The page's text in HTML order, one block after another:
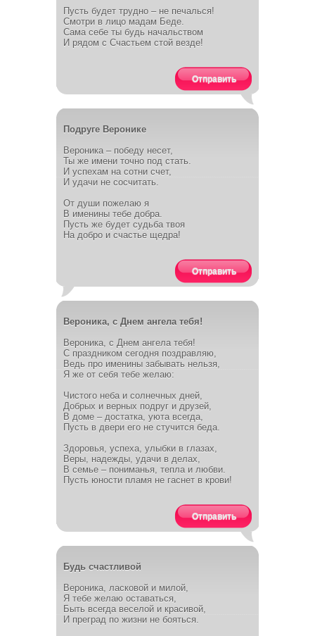
Пусть будет трудно – не печалься!
Смотри в лицо мадам Беде.
Сама себе ты будь начальством
И рядом с Счастьем стой везде!
Отправить
Подруге Веронике
Вероника – победу несет,
Ты же имени точно под стать.
И успехам на сотни счет,
И удачи не сосчитать.
От души пожелаю я
В именины тебе добра.
Пусть же будет судьба твоя
На добро и счастье щедра!
Отправить
Вероника, с Днем ангела тебя!
Вероника, с Днем ангела тебя!
С праздником сегодня поздравляю,
Ведь про именины забывать нельзя,
Я же от себя тебе желаю:
Чистого неба и солнечных дней,
Добрых и верных подруг и друзей,
В доме – достатка, уюта всегда,
Пусть в двери его не стучится беда.
Здоровья, успеха, улыбки в глазах,
Веры, надежды, удачи в делах,
В семье – пониманья, тепла и любви.
Пусть юности пламя не гаснет в крови!
Отправить
Будь счастливой
Вероника, ласковой и милой,
Я тебе желаю оставаться,
Быть всегда веселой и красивой,
И преград по жизни не бояться.